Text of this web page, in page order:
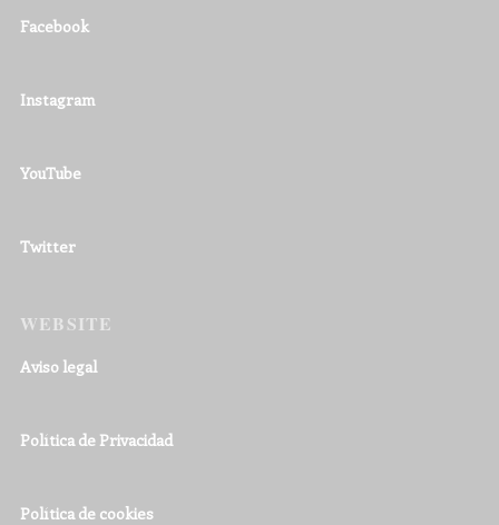
Facebook
Instagram
YouTube
Twitter
WEBSITE
Aviso legal
Política de Privacidad
Política de cookies